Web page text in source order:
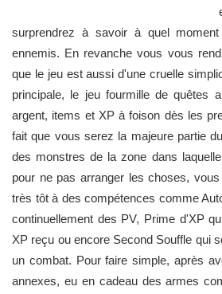
surprendrez à savoir à quel
ennemis. En revanche vous vous
que le jeu est aussi d'une cruelle
principale, le jeu fourmille de quêtes
argent, items et XP à foison dès les
fait que vous serez la majeure partie
des monstres de la zone dans
pour ne pas arranger les choses,
très tôt à des compétences comme
continuellement des PV, Prime d'XP
XP reçu ou encore Second Souffle qui
un combat. Pour faire simple, après
annexes, eu en cadeau des armes